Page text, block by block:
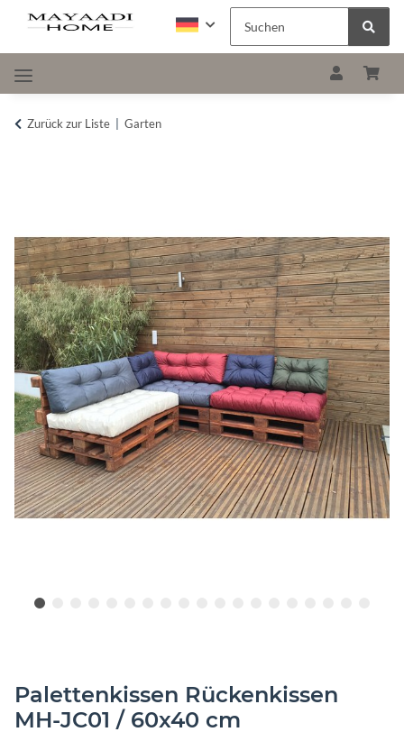
Zurück zur Liste Garten
Palettenkissen Rückenkissen
MH-JC01 / 60x40 cm